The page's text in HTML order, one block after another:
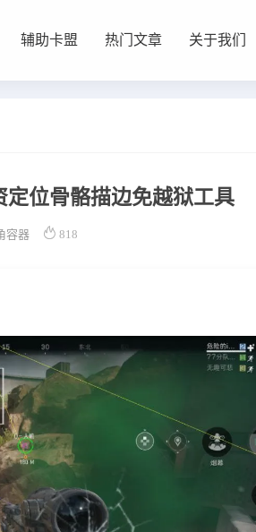
辅助卡盟 热门文章 关于我们
定位骨骼描边免越狱工具
容器  818